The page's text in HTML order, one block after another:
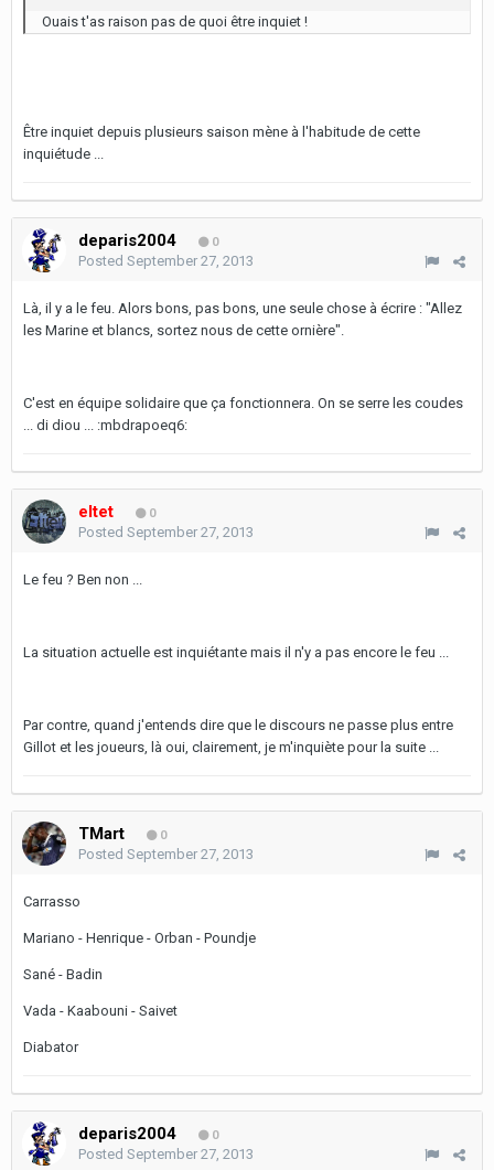
Ouais t'as raison pas de quoi être inquiet !
Être inquiet depuis plusieurs saison mène à l'habitude de cette
inquiétude ...
deparis2004 0
Posted September 27, 2013
Là, il y a le feu. Alors bons, pas bons, une seule chose à écrire : "Allez
les Marine et blancs, sortez nous de cette ornière".
C'est en équipe solidaire que ça fonctionnera. On se serre les coudes
... di diou ... :mbdrapoeq6:
eltet 0
Posted September 27, 2013
Le feu ? Ben non ...
La situation actuelle est inquiétante mais il n'y a pas encore le feu ...
Par contre, quand j'entends dire que le discours ne passe plus entre
Gillot et les joueurs, là oui, clairement, je m'inquiète pour la suite ...
TMart 0
Posted September 27, 2013
Carrasso
Mariano - Henrique - Orban - Poundje
Sané - Badin
Vada - Kaabouni - Saivet
Diabator
deparis2004 0
Posted September 27, 2013